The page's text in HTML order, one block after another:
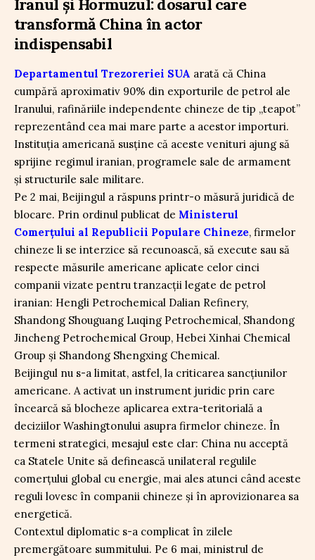
Iranul și Hormuzul: dosarul care
transformă China în actor
indispensabil
Departamentul Trezoreriei SUA arată că China
cumpără aproximativ 90% din exporturile de petrol ale
Iranului, rafinăriile independente chineze de tip „teapot”
reprezentând cea mai mare parte a acestor importuri.
Instituția americană susține că aceste venituri ajung să
sprijine regimul iranian, programele sale de armament
și structurile sale militare.
Pe 2 mai, Beijingul a răspuns printr-o măsură juridică de
blocare. Prin ordinul publicat de Ministerul
Comerțului al Republicii Populare Chineze, firmelor
chineze li se interzice să recunoască, să execute sau să
respecte măsurile americane aplicate celor cinci
companii vizate pentru tranzacții legate de petrol
iranian: Hengli Petrochemical Dalian Refinery,
Shandong Shouguang Luqing Petrochemical, Shandong
Jincheng Petrochemical Group, Hebei Xinhai Chemical
Group și Shandong Shengxing Chemical.
Beijingul nu s-a limitat, astfel, la criticarea sancțiunilor
americane. A activat un instrument juridic prin care
încearcă să blocheze aplicarea extra-teritorială a
deciziilor Washingtonului asupra firmelor chineze. În
termeni strategici, mesajul este clar: China nu acceptă
ca Statele Unite să definească unilateral regulile
comerțului global cu energie, mai ales atunci când aceste
reguli lovesc în companii chineze și în aprovizionarea sa
energetică.
Contextul diplomatic s-a complicat în zilele
premergătoare summitului. Pe 6 mai, ministrul de